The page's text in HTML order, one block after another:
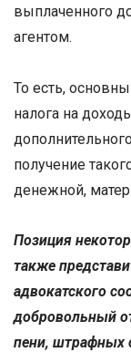
выплаченного
агентом.
То есть,
налога на
получение
денежной,
Позиция
также
адвокатского
добровольный
пени, штрафных